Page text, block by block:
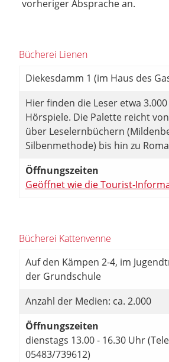
vorheriger Absprache an.
Bücherei Lienen
Diekesdamm 1 (im Haus des
Hier finden die Leser etwa
Hörspiele. Die Palette reicht
über Leselernbüchern
Silbenmethode) bis hin zu
Öffnungszeiten
Geöffnet wie die Tourist-
Bücherei Kattenvenne
Auf den Kämpen 2-4, im
der Grundschule
Anzahl der Medien: ca. 2.000
Öffnungszeiten
dienstags 13.00 - 16.30 Uhr
05483/739612)